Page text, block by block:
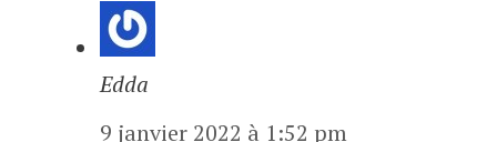
Edda
9 janvier 2022 à 1:52 pm